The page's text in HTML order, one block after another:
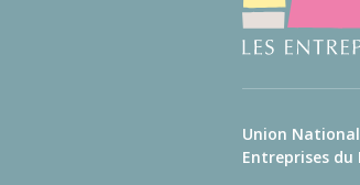
Union
Entreprises du